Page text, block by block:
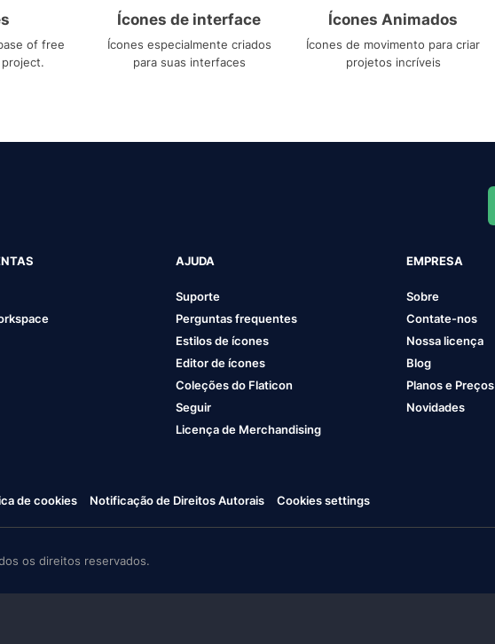
of free
Ícones de interface
Ícones especialmente criados
para suas interfaces
Ícones Animados
Ícones de movimento para criar
projetos incríveis
AJUDA
Suporte
Perguntas frequentes
Estilos de ícones
Editor de ícones
Coleções do Flaticon
Seguir
Licença de Merchandising
EMPRESA
Sobre
Contate-nos
Nossa licença
Blog
Planos e Preços
Novidades
de cookies Notificação de Direitos Autorais Cookies settings
os direitos reservados.